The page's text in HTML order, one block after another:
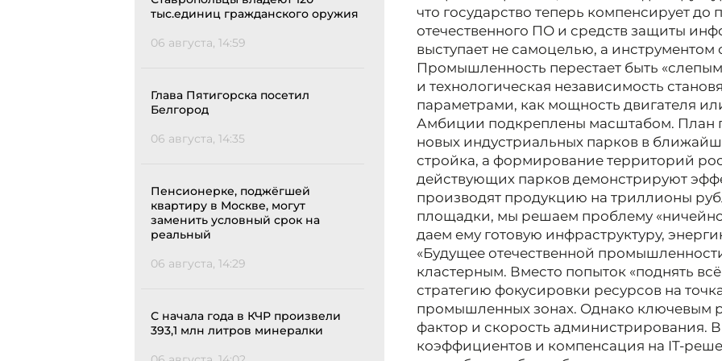
тыс.единиц гражданского оружия
06 августа, 14:59
Глава Пятигорска посетил
Белгород
06 августа, 14:35
Пенсионерке, поджёгшей
квартиру в Москве, могут
заменить условный срок на
реальный
06 августа, 14:29
С начала года в КЧР произвели
393,1 млн литров минералки
что государство теперь компенсирует
отечественного ПО и средств защиты
выступает не самоцелью, а инструментом
Промышленность перестает быть
и технологическая независимость
параметрами, как мощность двигателя
Амбиции подкреплены масштабом. План
новых индустриальных парков в
стройка, а формирование территорий
действующих парков демонстрируют
производят продукцию на триллионы
площадки, мы решаем проблему
даем ему готовую инфраструктуру,
«Будущее отечественной
кластерным. Вместо попыток «поднять
стратегию фокусировки ресурсов на
промышленных зонах. Однако ключевым
фактор и скорость
коэффициентов и компенсация на IT-